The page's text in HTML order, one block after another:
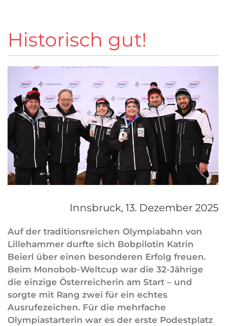
Historisch gut!
Innsbruck, 13. Dezember 2025
Auf der traditionsreichen Olympiabahn von
Lillehammer durfte sich Bobpilotin Katrin
Beierl über einen besonderen Erfolg freuen.
Beim Monobob-Weltcup war die 32-Jährige
die einzige Österreicherin am Start – und
sorgte mit Rang zwei für ein echtes
Ausrufezeichen. Für die mehrfache
Olympiastarterin war es der erste Podestplatz